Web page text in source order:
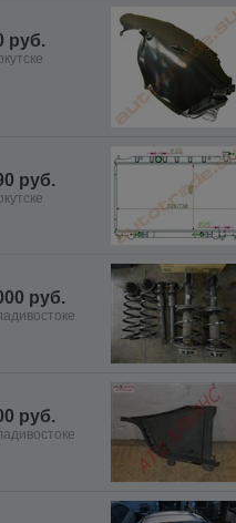
руб.
руб.
руб.
руб.